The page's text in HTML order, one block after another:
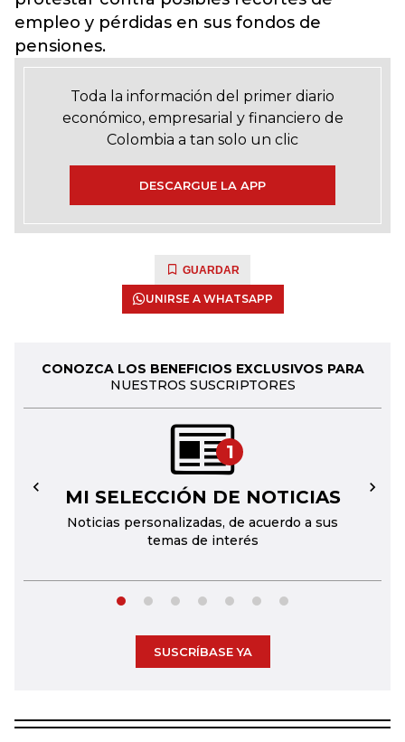
empleo y pérdidas en sus fondos de
pensiones.
Toda la información del primer diario
económico, empresarial y financiero de
Colombia a tan solo un clic
DESCARGUE LA APP
GUARDAR
UNIRSE A WHATSAPP
CONOZCA LOS BENEFICIOS EXCLUSIVOS PARA
NUESTROS SUSCRIPTORES
1
MI SELECCIÓN DE NOTICIAS
Noticias personalizadas, de acuerdo a sus
temas de interés
← →
SUSCRÍBASE YA